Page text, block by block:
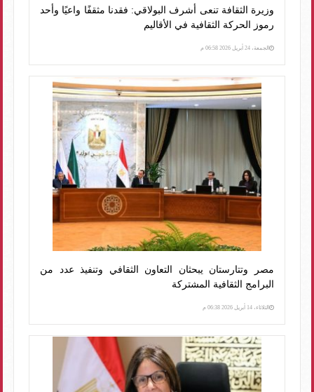
وزيرة الثقافة تنعى أشرف البولاقي: فقدنا مثقفًا واعيًا وأحد
رموز الحركة الثقافية في الأقاليم
الجمعة، 24 أبريل 2026 06:58 م
مصر وتتارستان يبحثان التعاون الثقافي وتنفيذ عدد من
البرامج الثقافية المشتركة
الثلاثاء، 14 أبريل 2026 06:38 م